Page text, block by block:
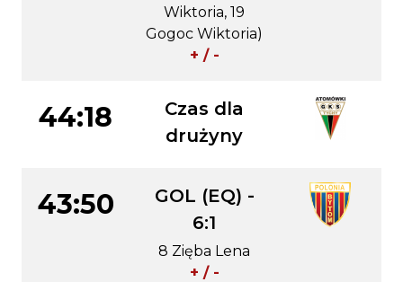
Wiktoria, 19
Gogoc Wiktoria)
+ / -
44:18
Czas dla
drużyny
43:50
GOL (EQ) -
6:1
8 Zięba Lena
+ / -